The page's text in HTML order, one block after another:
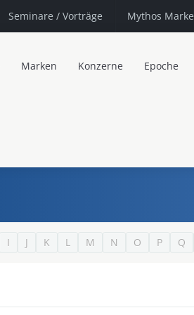
Seminare / Vorträge Mythos Marke
Marken Konzerne Epoche
I J K L M N O P Q